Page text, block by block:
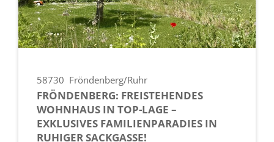
58730 Fröndenberg/Ruhr
FRÖNDENBERG: FREISTEHENDES
WOHNHAUS IN TOP-LAGE –
EXKLUSIVES FAMILIENPARADIES IN
RUHIGER SACKGASSE!